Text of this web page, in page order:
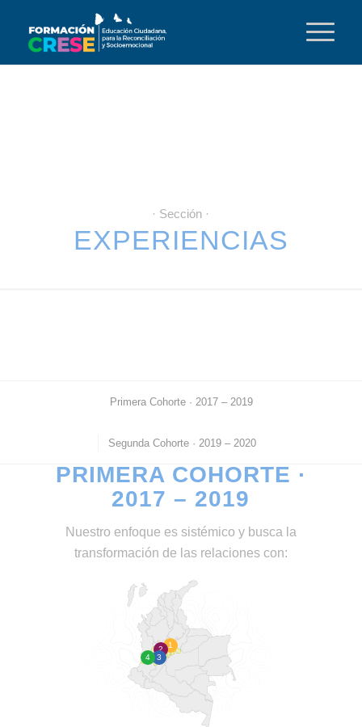
· Sección ·
EXPERIENCIAS
Primera Cohorte · 2017 – 2019
Segunda Cohorte · 2019 – 2020
PRIMERA COHORTE ·
2017 – 2019
Nuestro enfoque es sistémico y busca la
transformación de las relaciones con:
1
2
3
4